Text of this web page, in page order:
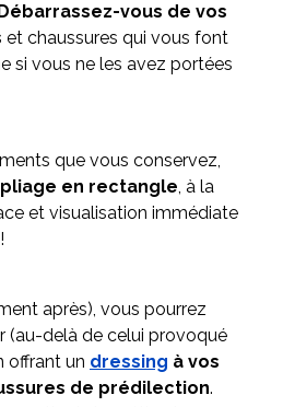
Débarrassez-vous de vos
et chaussures qui vous font
si vous ne les avez portées
que vous conservez,
pliage en rectangle, à la
et visualisation immédiate
après), vous pourrez
(au-delà de celui provoqué
offrant un dressing à vos
de prédilection.